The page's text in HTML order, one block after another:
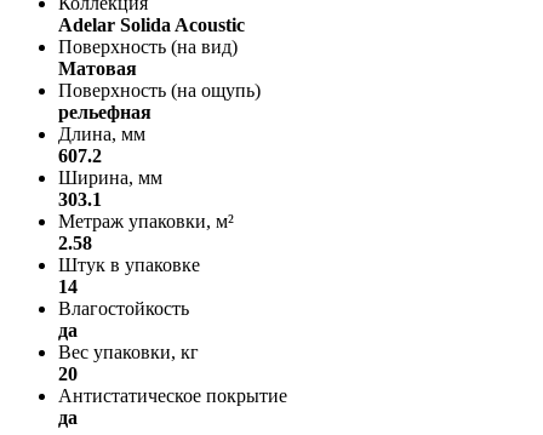
Adelar Solida Acoustic
Поверхность (на вид)
Матовая
Поверхность (на ощупь)
рельефная
Длина, мм
607.2
Ширина, мм
303.1
Метраж упаковки, м²
2.58
Штук в упаковке
14
Влагостойкость
да
Вес упаковки, кг
20
Антистатическое покрытие
да